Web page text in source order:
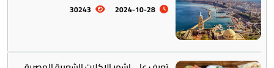
المأكولات العالمية
تخطيط الرحلات والتنقل
2024-10-28
30243